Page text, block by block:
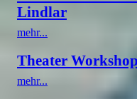
Lindlar
mehr...
Theater
mehr...